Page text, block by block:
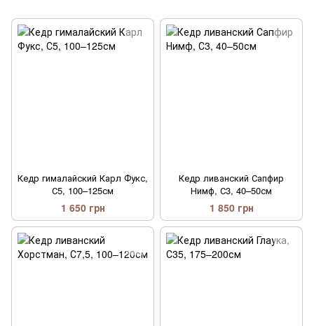
Кедр гималайский Карл Фукс,
С5, 100–125см
1 650 грн
Кедр ливанский Сапфир
Нимф, С3, 40–50см
1 850 грн